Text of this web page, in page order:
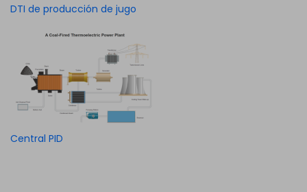
DTI de producción de jugo
Central PID